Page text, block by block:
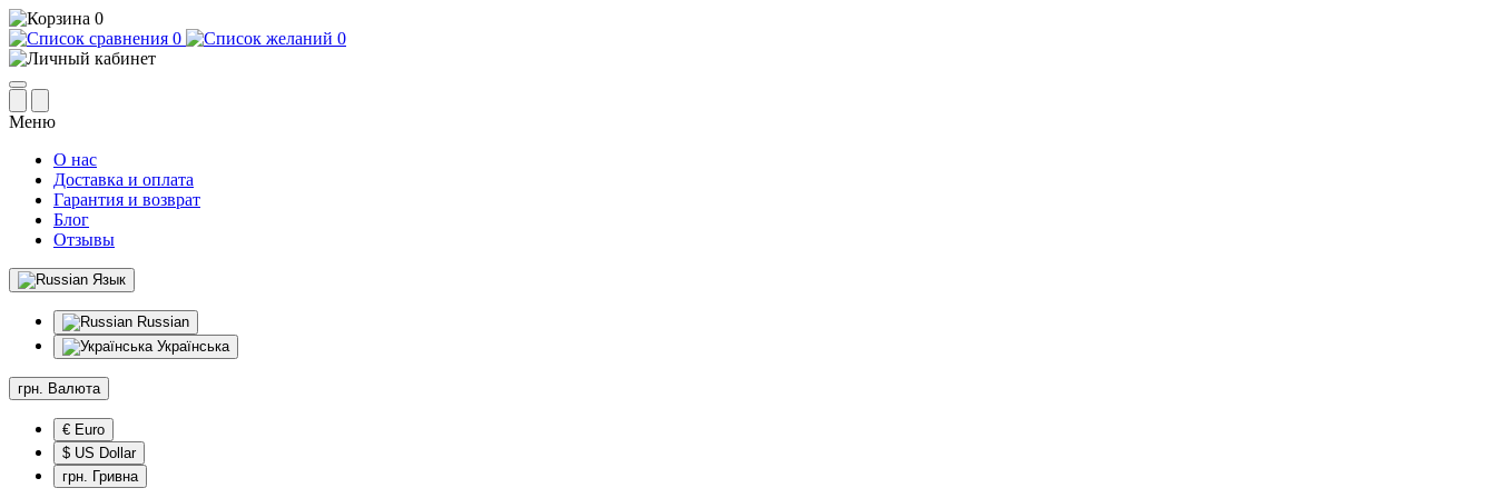
0
0
0
Меню
О нас
Доставка и оплата
Гарантия и возврат
Блог
Отзывы
Язык
Russian
Українська
грн. Валюта
€ Euro
$ US Dollar
грн. Гривна